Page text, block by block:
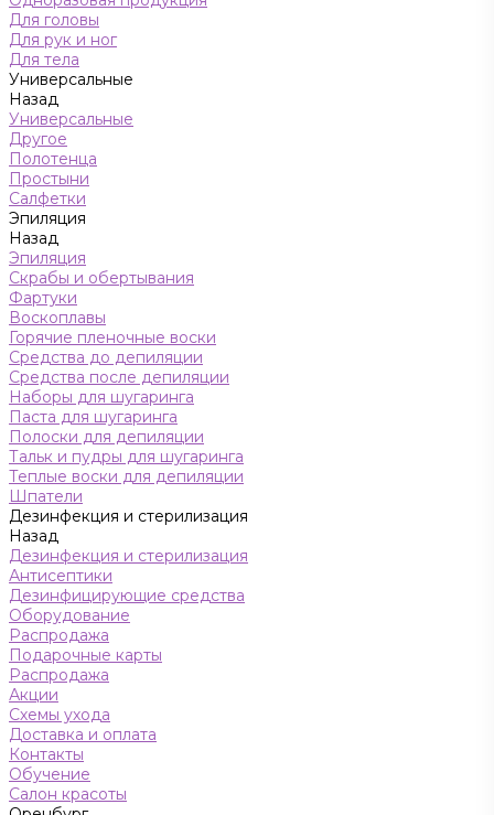
Для головы
Для рук и ног
Для тела
Универсальные
Назад
Универсальные
Другое
Полотенца
Простыни
Салфетки
Эпиляция
Назад
Эпиляция
Скрабы и обертывания
Фартуки
Воскоплавы
Горячие пленочные воски
Средства до депиляции
Средства после депиляции
Наборы для шугаринга
Паста для шугаринга
Полоски для депиляции
Тальк и пудры для шугаринга
Теплые воски для депиляции
Шпатели
Дезинфекция и стерилизация
Назад
Дезинфекция и стерилизация
Антисептики
Дезинфицирующие средства
Оборудование
Распродажа
Подарочные карты
Распродажа
Акции
Схемы ухода
Доставка и оплата
Контакты
Обучение
Салон красоты